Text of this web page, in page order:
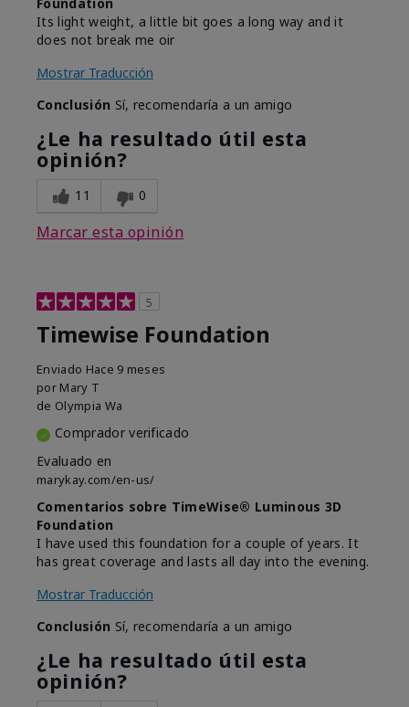
Its light weight, a little bit goes a long way and it
does not break me oir
Mostrar Traducción
Conclusión Sí, recomendaría a un amigo
¿Le ha resultado útil esta
opinión?
11 0
Marcar esta opinión
5
Timewise Foundation
Enviado Hace 9 meses
por Mary T
de Olympia Wa
Comprador verificado
Evaluado en
marykay.com/en-us/
Comentarios sobre TimeWise® Luminous 3D
Foundation
I have used this foundation for a couple of years. It
has great coverage and lasts all day into the evening.
Mostrar Traducción
Conclusión Sí, recomendaría a un amigo
¿Le ha resultado útil esta
opinión?